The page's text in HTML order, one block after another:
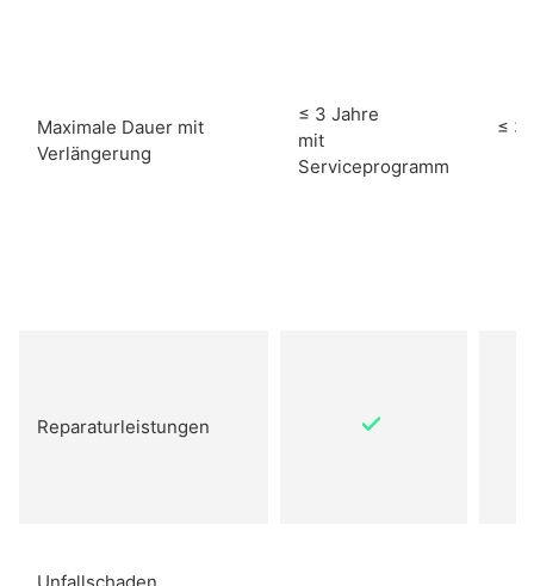
Maximale Dauer mit
Verlängerung
≤ 3 Jahre
mit
Serviceprogramm
≤ 3
Reparaturleistungen
Unfallschaden